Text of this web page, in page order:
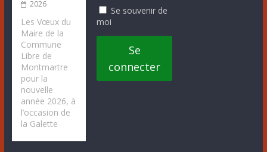
2026
Les Vœux du
Maire de la
Commune
Libre de
Montmartre
pour la
nouvelle
année 2026, à
l’occasion de
la Galette
Se souvenir de
moi
Se
connecter